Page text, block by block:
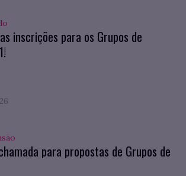
inscrições para os Grupos de
para propostas de Grupos de